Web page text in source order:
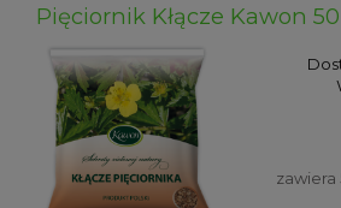
Pięciornik Kłącze Kawon
zawiera